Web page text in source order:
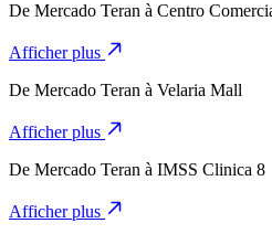
De Mercado Teran à Centro
Afficher plus
De Mercado Teran à Velaria Mall
Afficher plus
De Mercado Teran à IMSS Clinica 8
Afficher plus